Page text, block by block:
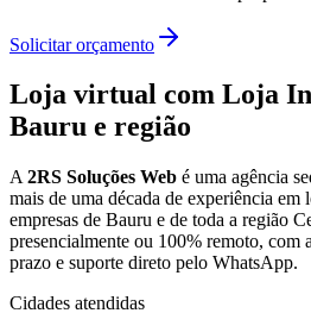
Solicitar orçamento
Loja virtual com Loja
Bauru e região
A 2RS Soluções Web é uma agência
mais de uma década de experiência em
empresas de Bauru e de toda a região
presencialmente ou 100% remoto, com
prazo e suporte direto pelo WhatsApp.
Cidades atendidas